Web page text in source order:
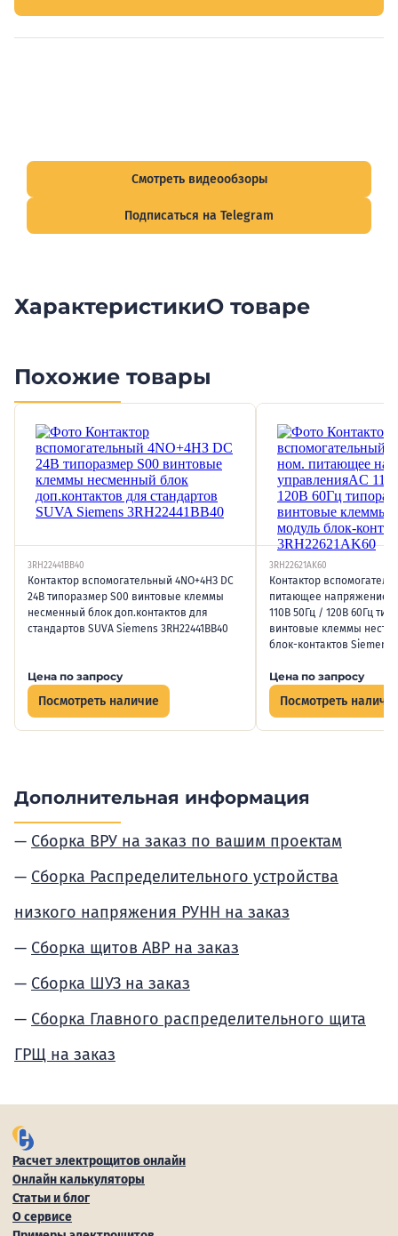
Смотреть видеообзоры
Подписаться на Telegram
ХарактеристикиО товаре
Похожие товары
3RH22441BB40
Контактор вспомогательный 4NO+4НЗ DC
24В типоразмер S00 винтовые клеммы
несменный блок доп.контактов для
стандартов SUVA Siemens 3RH22441BB40
Цена по запросу
Посмотреть наличие
3RH22621AK60
Контактор
питающее напряжение
110В 50Гц / 120В 60Гц
винтовые клеммы
блок-контактов Siemens
Цена по запросу
Посмотреть
Дополнительная информация
Сборка ВРУ на заказ по вашим проектам
Сборка Распределительного устройства
низкого напряжения РУНН на заказ
Сборка щитов АВР на заказ
Сборка ШУЗ на заказ
Сборка Главного распределительного щита
ГРЩ на заказ
Расчет электрощитов онлайн
Онлайн калькуляторы
Статьи и блог
О сервисе